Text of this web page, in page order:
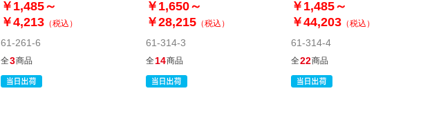
￥1,485～
￥4,213 （税込）
61-261-6
全3商品
￥1,650～
￥28,215 （税込）
61-314-3
全14商品
￥1,485～
￥44,203 （税込）
61-314-4
全22商品